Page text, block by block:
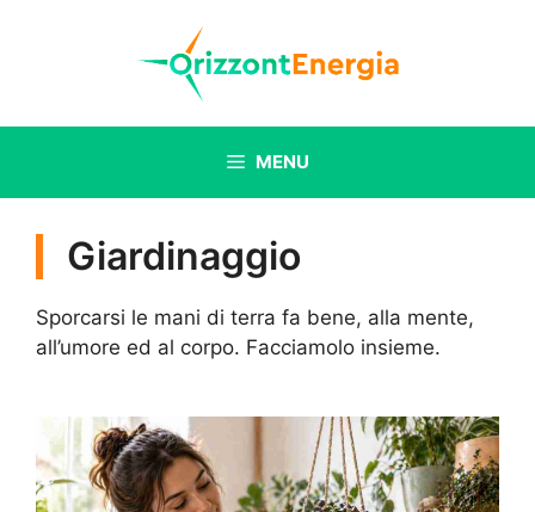
MENU
Giardinaggio
Sporcarsi le mani di terra fa bene, alla mente,
all’umore ed al corpo. Facciamolo insieme.